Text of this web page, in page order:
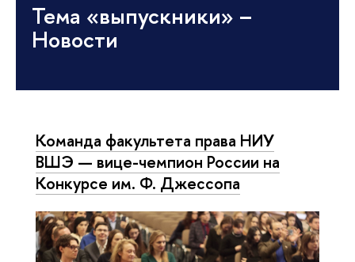
Тема «выпускники» –
Новости
Команда факультета права НИУ
ВШЭ — вице-чемпион России на
Конкурсе им. Ф. Джессопа